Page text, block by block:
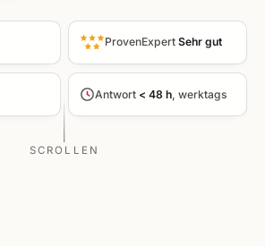
ProvenExpert Sehr gut
Antwort < 48 h, werktags
SCROLLEN